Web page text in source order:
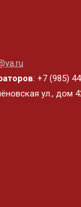
: +7 (985)
ул., дом